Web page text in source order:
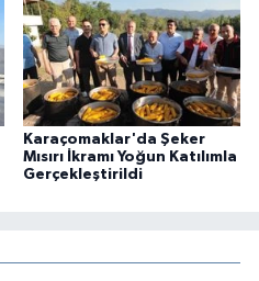
Karaçomaklar'da Şeker
Mısırı İkramı Yoğun Katılımla
Gerçekleştirildi